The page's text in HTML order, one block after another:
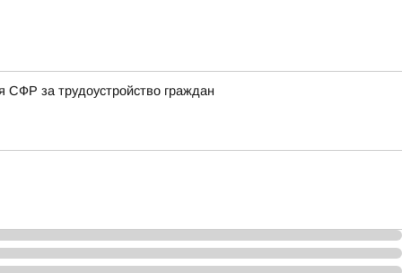
СФР за трудоустройство граждан